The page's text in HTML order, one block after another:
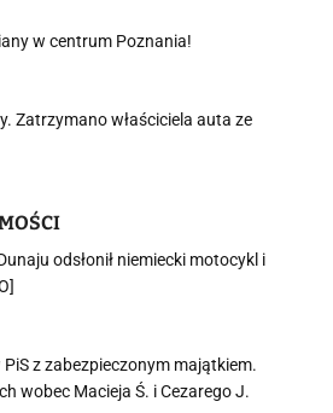
w centrum Poznania!
Zatrzymano właściciela auta ze
odsłonił niemiecki motocykl i
PiS z zabezpieczonym majątkiem.
wobec Macieja Ś. i Cezarego J.